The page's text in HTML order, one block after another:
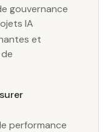
gouvernance
IA
et
performance